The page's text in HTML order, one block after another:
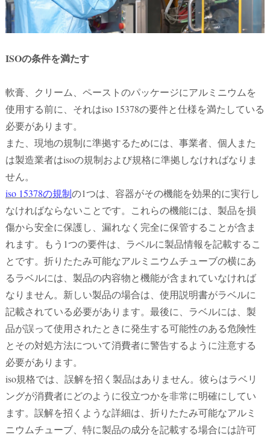
ISOの条件を満たす
軟膏、クリーム、ペーストのパッケージにアルミニウムを
使用する前に、それはiso 15378の要件と仕様を満たしている
必要があります。
また、現地の規制に準拠するためには、事業者、個人また
は製造業者はisoの規制および規格に準拠しなければなりま
せん。
iso 15378の規制の1つは、容器がその機能を効果的に実行し
なければならないことです。これらの機能には、製品を損
傷から安全に保護し、漏れなく完全に保管することが含ま
れます。もう1つの要件は、ラベルに製品情報を記載するこ
とです。折りたたみ可能なアルミニウムチューブの横にあ
るラベルには、製品の内容物と機能が含まれていなければ
なりません。新しい製品の場合は、使用説明書がラベルに
記載されている必要があります。最後に、ラベルには、製
品が誤って使用されたときに発生する可能性のある危険性
とその対処方法について消費者に警告するように注意する
必要があります。
iso規格では、誤解を招く製品はありません。彼らはラベリ
ングが消費者にどのように役立つかを非常に明確にしてい
ます。誤解を招くような詳細は、折りたたみ可能なアルミ
ニウムチューブ、特に製品の成分を記載する場合には許可